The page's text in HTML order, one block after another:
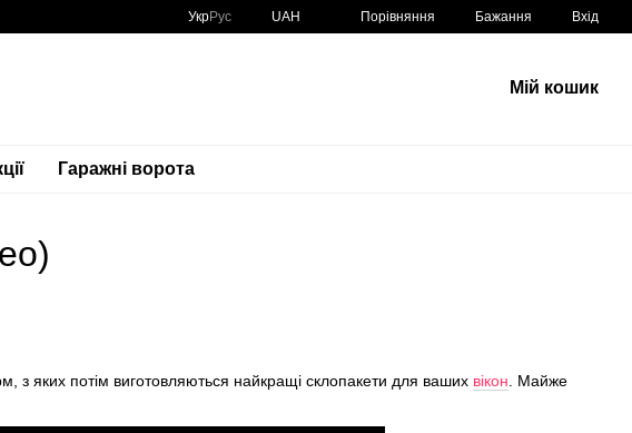
УкрРус UAH Порівняння Бажання Вхід
Мій кошик
Гаражні ворота
з яких потім виготовляються найкращі склопакети для ваших вікон . Майже